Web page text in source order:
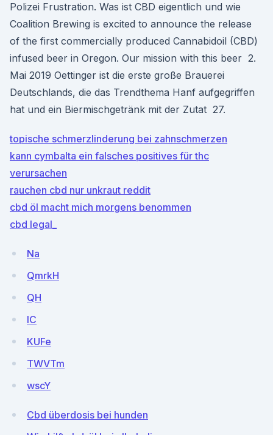
Polizei Frustration. Was ist CBD eigentlich und wie
Coalition Brewing is excited to announce the release
of the first commercially produced Cannabidoil (CBD)
infused beer in Oregon. Our mission with this beer 2.
Mai 2019 Oettinger ist die erste große Brauerei
Deutschlands, die das Trendthema Hanf aufgegriffen
hat und ein Biermischgetränk mit der Zutat 27.
topische schmerzlinderung bei zahnschmerzen
kann cymbalta ein falsches positives für thc
verursachen
rauchen cbd nur unkraut reddit
cbd öl macht mich morgens benommen
cbd legal_
Na
QmrkH
QH
IC
KUFe
TWVTm
wscY
Cbd überdosis bei hunden